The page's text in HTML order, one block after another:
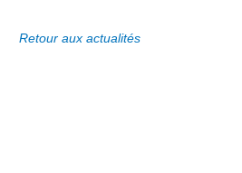
Retour aux actualités